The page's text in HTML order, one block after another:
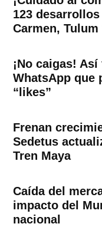
123
Carmen, Tulum
¡No caigas!
WhatsApp que
“likes”
Frenan
Sedetus
Tren Maya
Caída del
impacto del
nacional